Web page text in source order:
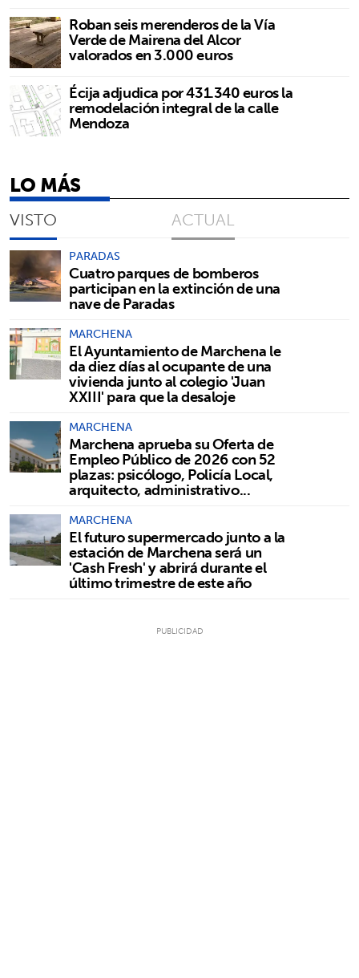
Roban seis merenderos de la Vía
Verde de Mairena del Alcor
valorados en 3.000 euros
Écija adjudica por 431.340 euros la
remodelación integral de la calle
Mendoza
LO MÁS
VISTO ACTUAL
PARADAS
Cuatro parques de bomberos
participan en la extinción de una
nave de Paradas
MARCHENA
El Ayuntamiento de Marchena le
da diez días al ocupante de una
vivienda junto al colegio 'Juan
XXIII' para que la desaloje
MARCHENA
Marchena aprueba su Oferta de
Empleo Público de 2026 con 52
plazas: psicólogo, Policía Local,
arquitecto, administrativo...
MARCHENA
El futuro supermercado junto a la
estación de Marchena será un
'Cash Fresh' y abrirá durante el
último trimestre de este año